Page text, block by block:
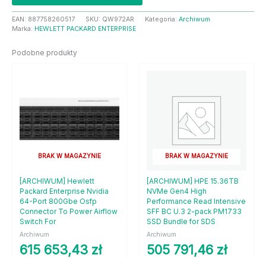
EAN: 887758260517 SKU: QW972AR Kategoria: Archiwum
Marka: HEWLETT PACKARD ENTERPRISE
Podobne produkty
BRAK W MAGAZYNIE
[ARCHIWUM] Hewlett
Packard Enterprise Nvidia
64-Port 800Gbe Osfp
Connector To Power Airflow
Switch For
Archiwum
615 653,43 zł
BRAK W MAGAZYNIE
[ARCHIWUM] HPE 15.36TB
NVMe Gen4 High
Performance Read Intensive
SFF BC U.3 2-pack PM1733
SSD Bundle for SDS
Archiwum
505 791,46 zł